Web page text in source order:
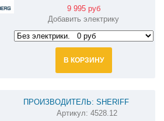
9 995 руб
Добавить электрику
В КОРЗИНУ
ПРОИЗВОДИТЕЛЬ: SHERIFF
ФАРКОП НА CHERY TIGGO 7 PRO
Артикул: 4528.12